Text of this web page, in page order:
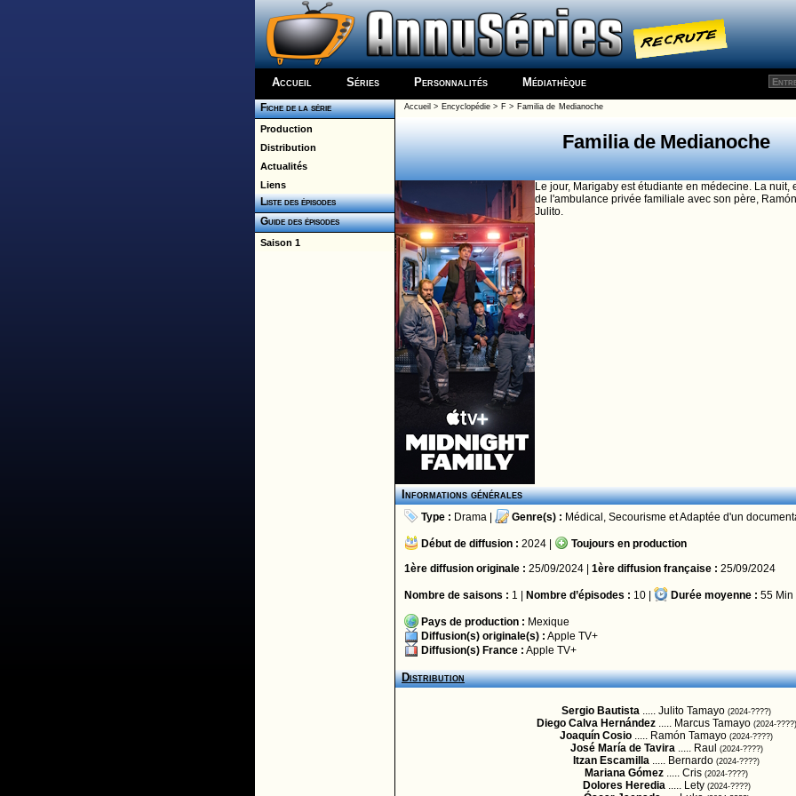
Accueil Séries Personnalités Médiathèque
Fiche de la série
Production
Distribution
Actualités
Liens
Liste des épisodes
Guide des épisodes
Saison 1
Accueil > Encyclopédie> F> Familia de Medianoche
Familia de Medianoche
Le jour, Marigaby est étudiante en médecine. La nuit,
de l'ambulance privée familiale avec son père,
Julito.
Informations générales
Type : Drama Genre(s) : Médical , Secourisme etAdaptée d'un
Début de diffusion : 2024 |
Toujours en production
1ère diffusion originale : 25/09/2024 | 1ère diffusion française : 25/09/2024
Nombre de saisons : 1 | Nombre d’épisodes : 10 | Durée moyenne : 55 Min
Pays de production : Mexique
Diffusion(s) originale(s) : Apple TV+
Diffusion(s) France : Apple TV+
Distribution
Sergio Bautista ..... Julito Tamayo (2024-????)
Diego Calva Hernández..... Marcus Tamayo (2024-????)
Joaquín Cosio ..... Ramón Tamayo (2024-????)
José María de Tavira..... Raul (2024-????)
Itzan Escamilla ..... Bernardo (2024-????)
Mariana Gómez ..... Cris (2024-????)
Dolores Heredia..... Lety (2024-????)